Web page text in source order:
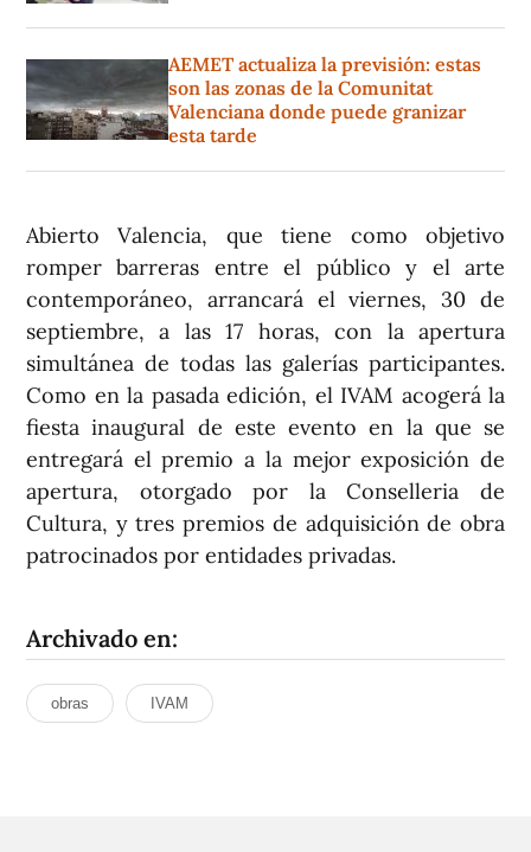
AEMET actualiza la previsión: estas
son las zonas de la Comunitat
Valenciana donde puede granizar
esta tarde
Abierto Valencia, que tiene como objetivo
romper barreras entre el público y el arte
contemporáneo, arrancará el viernes, 30 de
septiembre, a las 17 horas, con la apertura
simultánea de todas las galerías participantes.
Como en la pasada edición, el IVAM acogerá la
fiesta inaugural de este evento en la que se
entregará el premio a la mejor exposición de
apertura, otorgado por la Conselleria de
Cultura, y tres premios de adquisición de obra
patrocinados por entidades privadas.
Archivado en:
obras IVAM